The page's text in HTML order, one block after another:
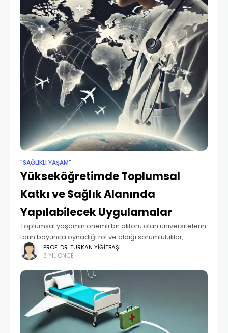
"SAĞLIKLI YAŞAM"
Yükseköğretimde Toplumsal
Katkı ve Sağlık Alanında
Yapılabilecek Uygulamalar
Toplumsal yaşamın önemli bir aktörü olan üniversitelerin
tarih boyunca oynadığı rol ve aldığı sorumluluklar,
ülkelerin gelişimi ve toplumların dönüşümü açısından
büyük önem taşımıştır. Farklı görüşler olmakla birlikte
üniversiteye ilişkin ilk
PROF. DR. TÜRKAN YIĞITBAŞI
3 YIL ÖNCE